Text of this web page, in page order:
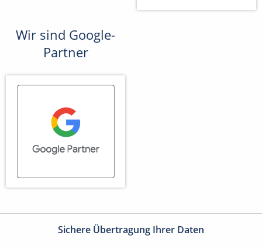
Wir sind Google-
Partner
Sichere Übertragung Ihrer Daten